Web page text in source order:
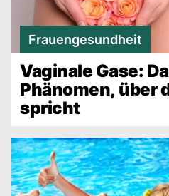
Frauengesundheit
Vaginale Gase:
Phänomen, über
spricht